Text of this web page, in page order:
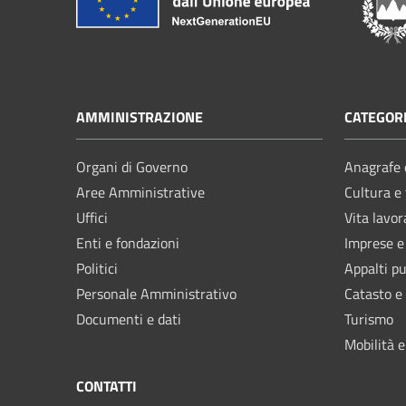
AMMINISTRAZIONE
Organi di Governo
Aree Amministrative
Uffici
Enti e fondazioni
Politici
Personale Amministrativo
Documenti e dati
Cultura
Vita
Imprese
Appalti
Catasto
Turismo
Mobilità
CONTATTI